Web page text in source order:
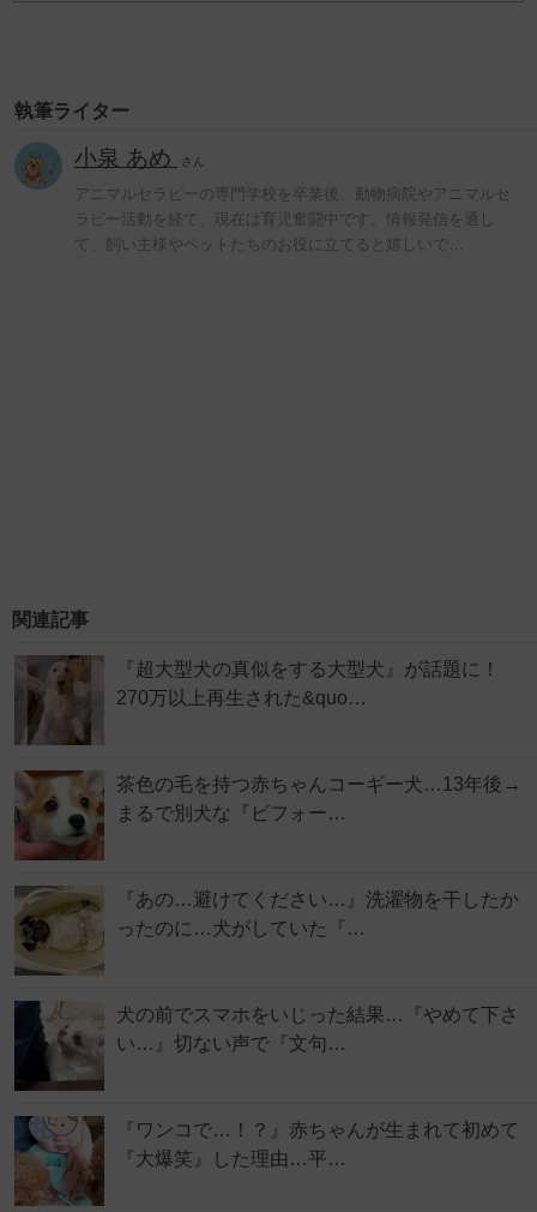
執筆ライター
小泉 あめ さん
アニマルセラピーの専門学校を卒業後、動物病院やアニマルセ
ラピー活動を経て、現在は育児奮闘中です。情報発信を通し
て、飼い主様やペットたちのお役に立てると嬉しいで…
関連記事
『超大型犬の真似をする大型犬』が話題に！
270万以上再生された&quo…
茶色の毛を持つ赤ちゃんコーギー犬…13年後→
まるで別犬な『ビフォー…
『あの…避けてください…』洗濯物を干したか
ったのに…犬がしていた『…
犬の前でスマホをいじった結果…『やめて下さ
い…』切ない声で『文句…
『ワンコで…！？』赤ちゃんが生まれて初めて
『大爆笑』した理由…平…